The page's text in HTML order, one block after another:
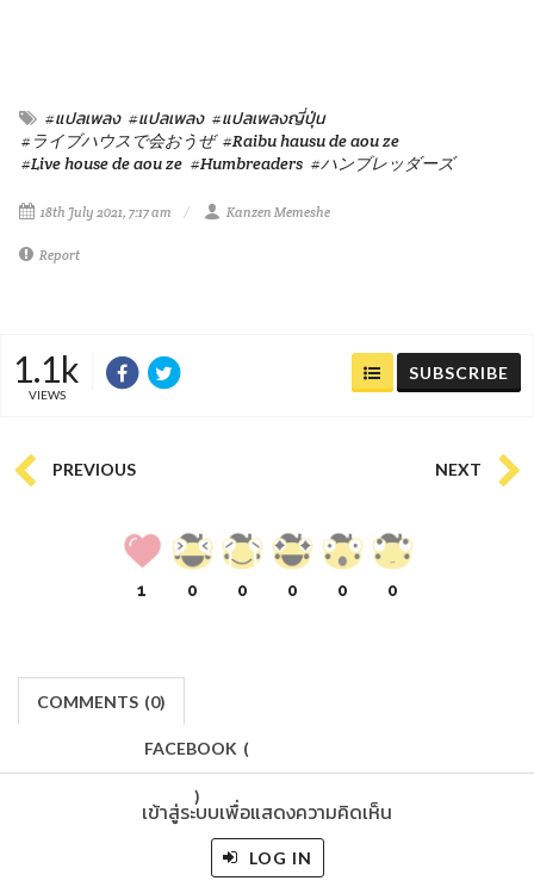
#แปลเพลง #แปลเพลง #แปลเพลงญี่ปุ่น
#ライブハウスで会おうぜ #Raibu hausu de aou ze
#Live house de aou ze #Humbreaders #ハンブレッダーズ
18th July 2021, 7:17 am Kanzen Memeshe
Report
1.1k
VIEWS
SUBSCRIBE
PREVIOUS NEXT
1 0 0 0 0 0
COMMENTS (0)
FACEBOOK (
)
เข้าสู่ระบบเพื่อแสดงความคิดเห็น
LOG IN